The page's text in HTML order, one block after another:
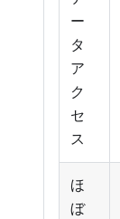
ー
タ
ア
ク
セ
ス
ほ
ぼ